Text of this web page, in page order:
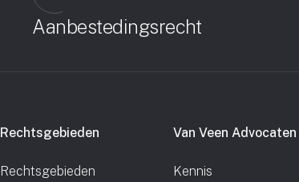
Aanbestedingsrecht
Rechtsgebieden
Rechtsgebieden
Van Veen Advocaten
Kennis